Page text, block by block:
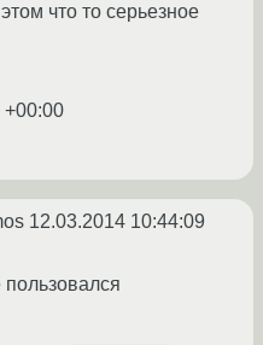
что то серьезное
+00:00
12.03.2014 10:44:09